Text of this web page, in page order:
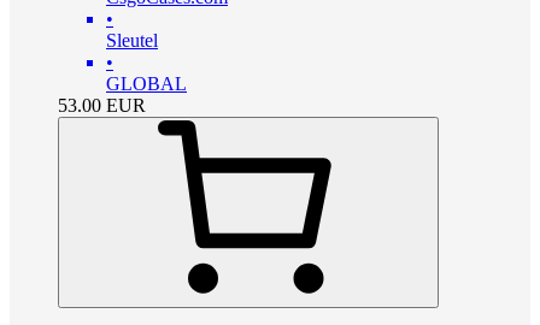
•
Sleutel
•
GLOBAL
53.00 EUR